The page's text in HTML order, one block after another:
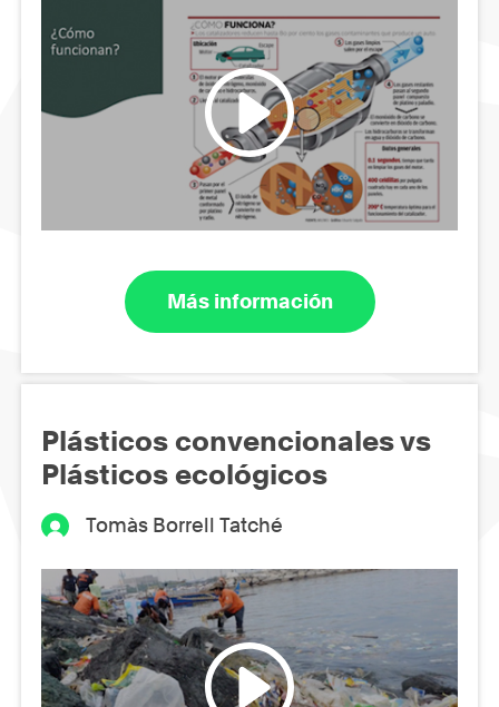
Más información
Plásticos convencionales vs
Plásticos ecológicos
Tomàs Borrell Tatché